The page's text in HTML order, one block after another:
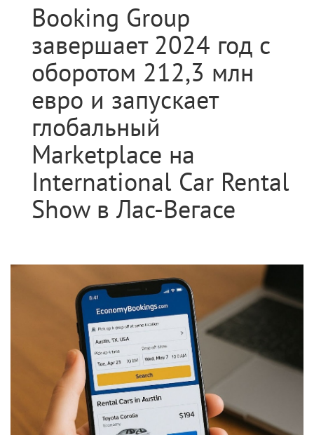
Booking Group
завершает 2024 год с
оборотом 212,3 млн
евро и запускает
глобальный
Marketplace на
International Car Rental
Show в Лас-Вегасе